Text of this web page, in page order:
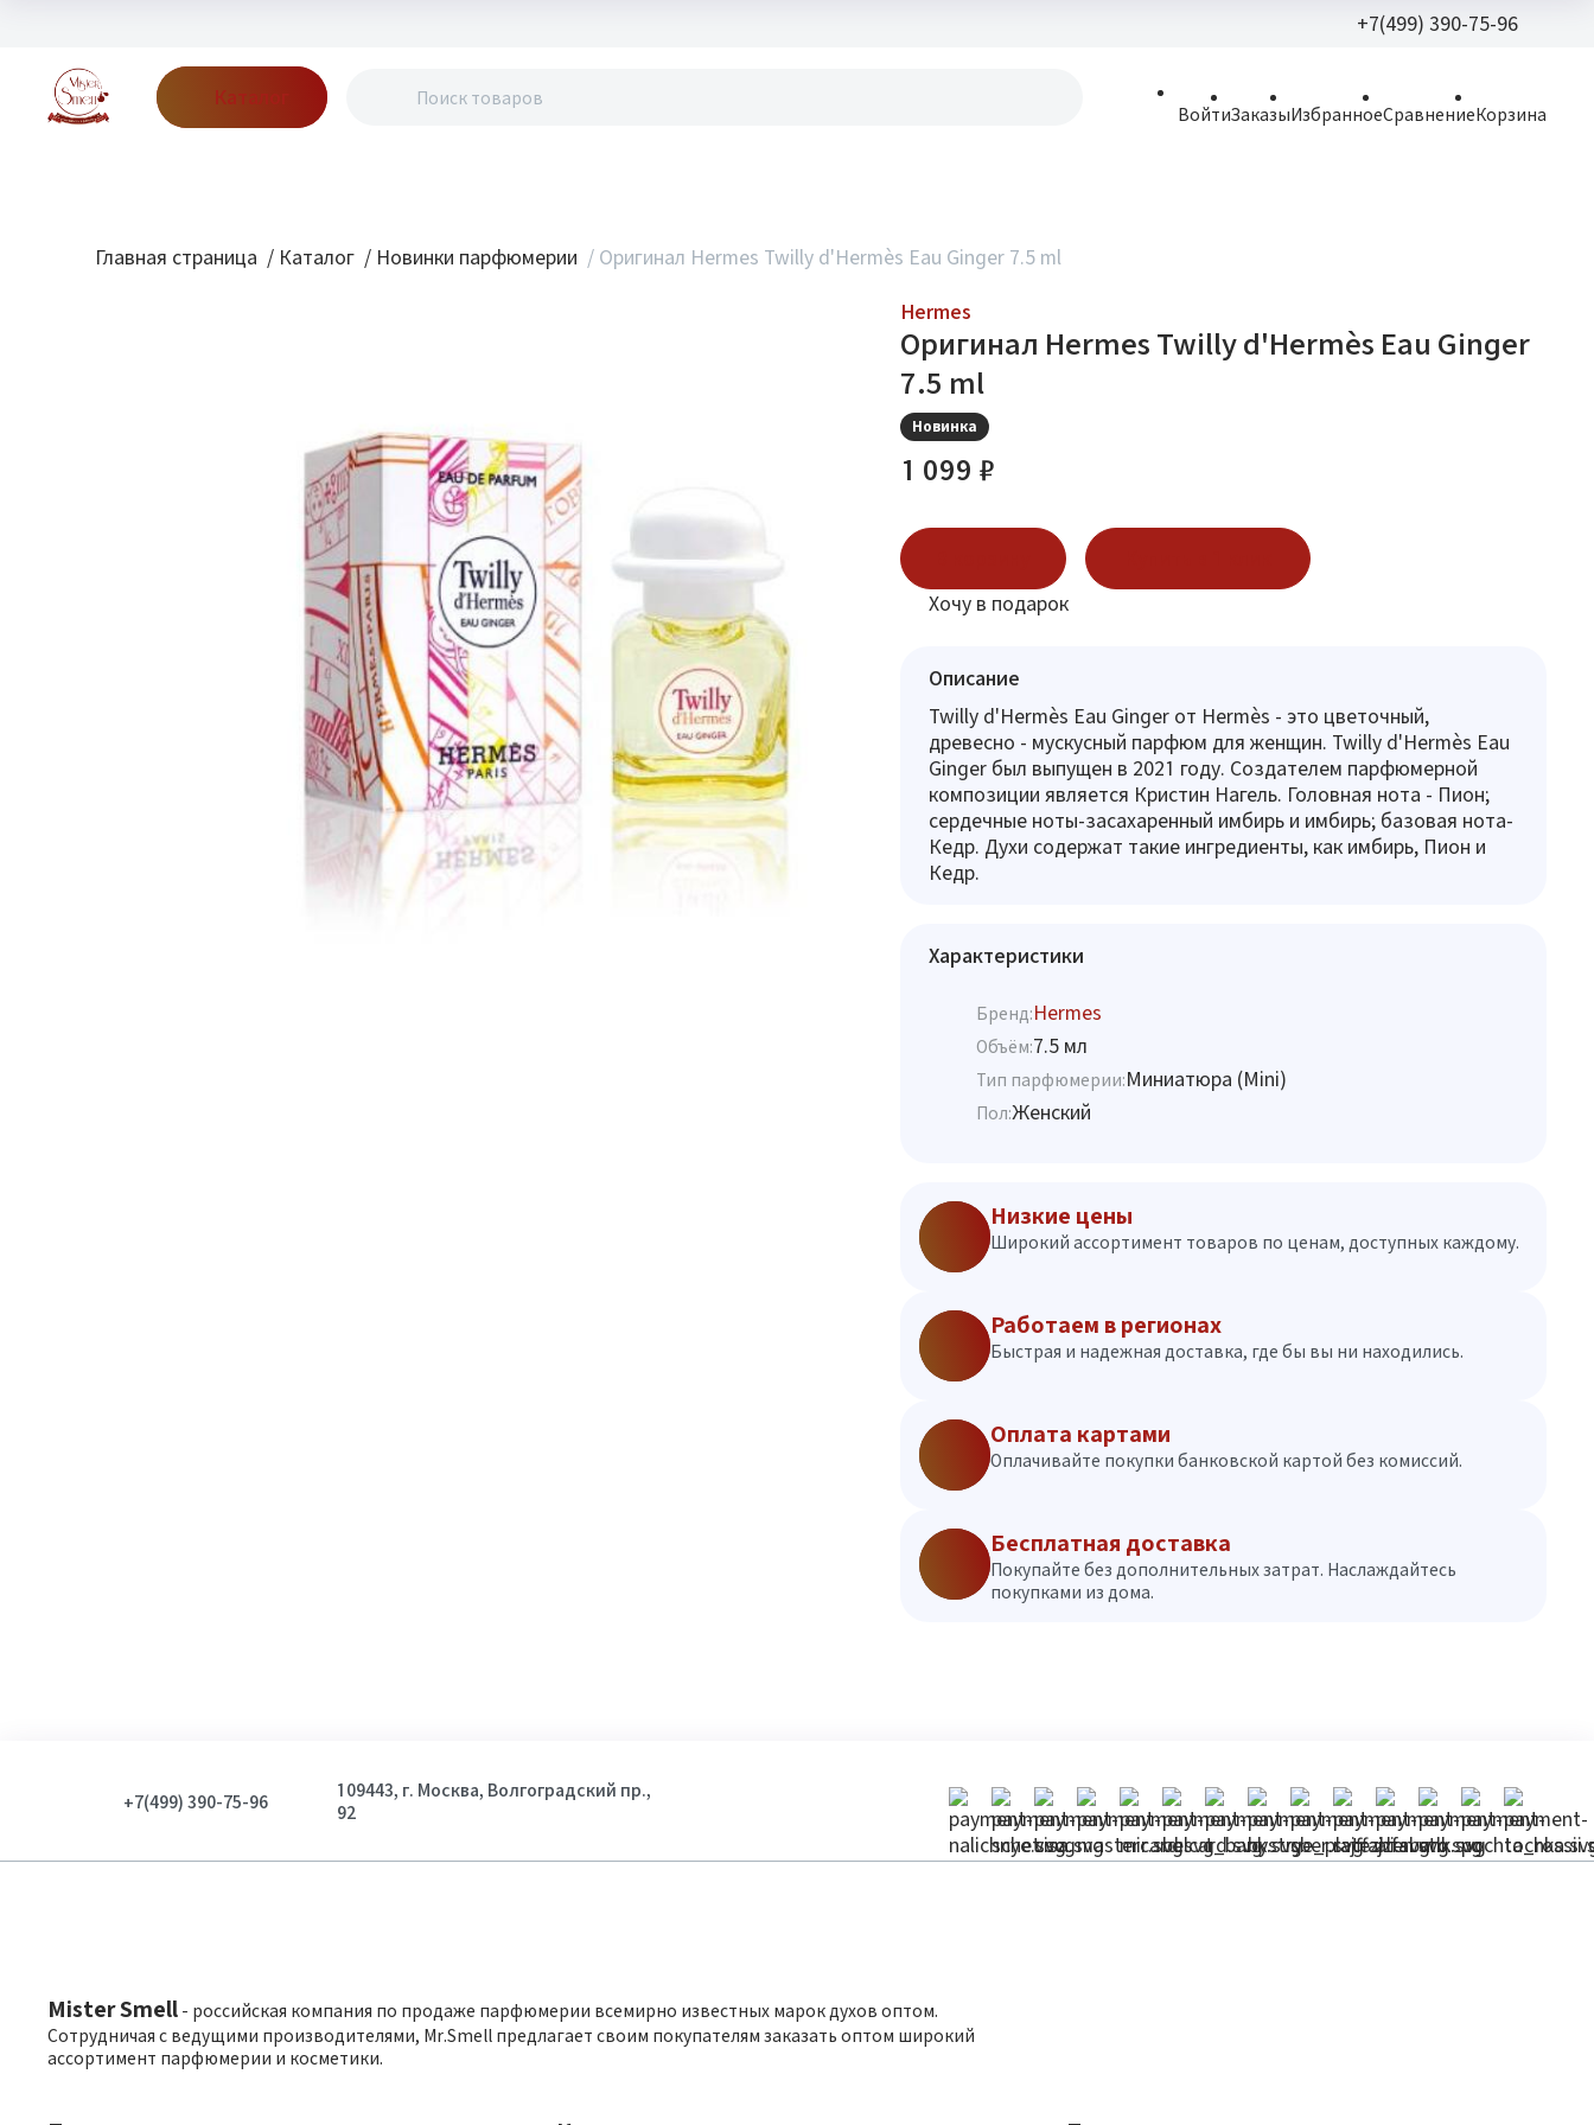
+7(499) 390-75-96
Каталог
ВойтиЗаказыИзбранноеСравнениеКорзина
Главная страница / Каталог / Новинки парфюмерии / Оригинал Hermes Twilly d'Hermès Eau Ginger 7.5 ml
Hermes
Оригинал Hermes Twilly d'Hermès Eau Ginger
7.5 ml
Новинка
1 099 ₽
Хочу в подарок
Описание
Twilly d'Hermès Eau Ginger от Hermès - это цветочный,
древесно - мускусный парфюм для женщин. Twilly d'Hermès Eau
Ginger был выпущен в 2021 году. Создателем парфюмерной
композиции является Кристин Нагель. Головная нота - Пион;
сердечные ноты-засахаренный имбирь и имбирь; базовая нота-
Кедр. Духи содержат такие ингредиенты, как имбирь, Пион и
Кедр.
Характеристики
Бренд:Hermes
Объём:7.5 мл
Тип парфюмерии:Миниатюра (Mini)
Пол:Женский
Низкие цены
Широкий ассортимент товаров по ценам, доступных каждому.
Работаем в регионах
Быстрая и надежная доставка, где бы вы ни находились.
Оплата картами
Оплачивайте покупки банковской картой без комиссий.
Бесплатная доставка
Покупайте без дополнительных затрат. Наслаждайтесь
покупками из дома.
+7(499) 390-75-96
109443, г. Москва, Волгоградский пр.,
92
Mister Smell - российская компания по продаже парфюмерии всемирно известных марок духов оптом.
Сотрудничая с ведущими производителями, Mr.Smell предлагает своим покупателям заказать оптом широкий
ассортимент парфюмерии и косметики.